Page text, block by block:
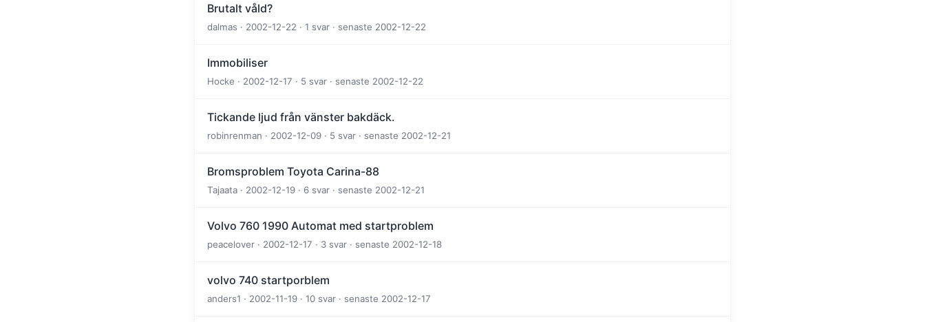
Brutalt våld?
dalmas · 2002-12-22 · 1 svar · senaste 2002-12-22
Immobiliser
Hocke · 2002-12-17 · 5 svar · senaste 2002-12-22
Tickande ljud från vänster bakdäck.
robinrenman · 2002-12-09 · 5 svar · senaste 2002-12-21
Bromsproblem Toyota Carina-88
Tajaata · 2002-12-19 · 6 svar · senaste 2002-12-21
Volvo 760 1990 Automat med startproblem
peacelover · 2002-12-17 · 3 svar · senaste 2002-12-18
volvo 740 startporblem
anders1 · 2002-11-19 · 10 svar · senaste 2002-12-17